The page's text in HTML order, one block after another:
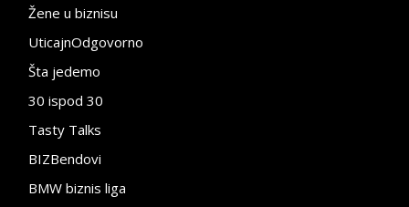
Žene u biznisu
UticajnOdgovorno
Šta jedemo
30 ispod 30
Tasty Talks
BIZBendovi
BMW biznis liga